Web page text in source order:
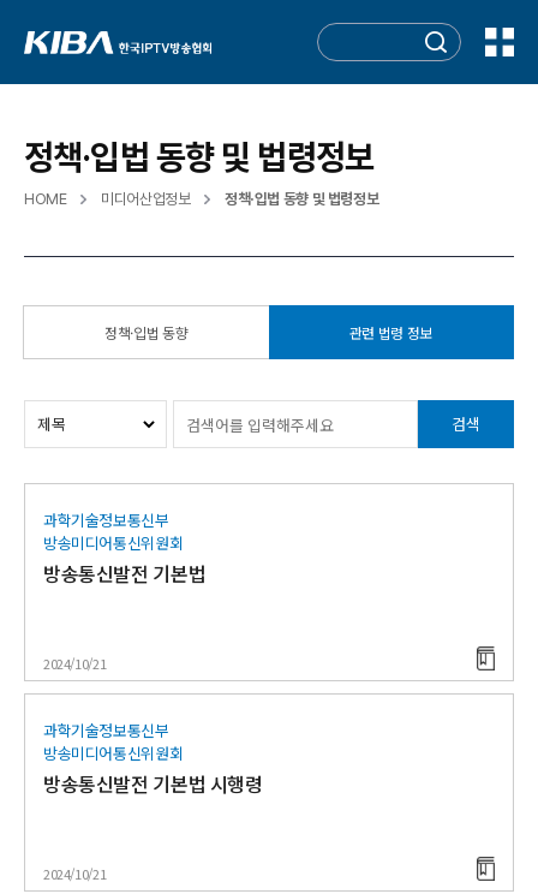
정책·입법 동향 및 법령정보
HOME 미디어산업정보 정책·입법 동향 및 법령정보
정책·입법 동향 관련 법령 정보
검색
과학기술정보통신부
방송미디어통신위원회
방송통신발전 기본법
2024/10/21
과학기술정보통신부
방송미디어통신위원회
방송통신발전 기본법 시행령
2024/10/21